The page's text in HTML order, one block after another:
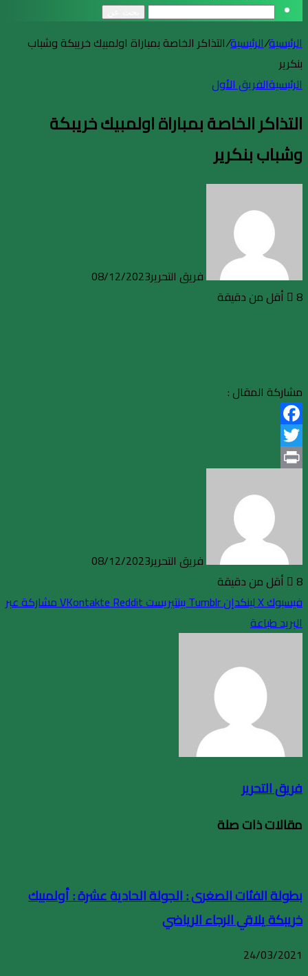
الرئيسية/الرئيسية/التذاكر الخاصة بمباراة اولمبيك خريبكة وشباب
بنكرير
الرئيسيةالفريق الأول
التذاكر الخاصة بمباراة اولمبيك خريبكة
وشباب بنكرير
فريق التحرير08/12/2023
8
أقل من دقيقة
مشاركة المقال :
Facebook
Twitter
فريق التحرير08/12/2023
8
أقل من دقيقة
فيسبوكXلينكدإن بينتيريست
مشاركة عبر
البريدطباعة
فريق التحرير
مقالات ذات صلة
بطولة الفئات الصغرى : الجولة الحادية عشرة : أولمبيك
خريبكة يلاقي الرجاء الرياضي
24/03/2021